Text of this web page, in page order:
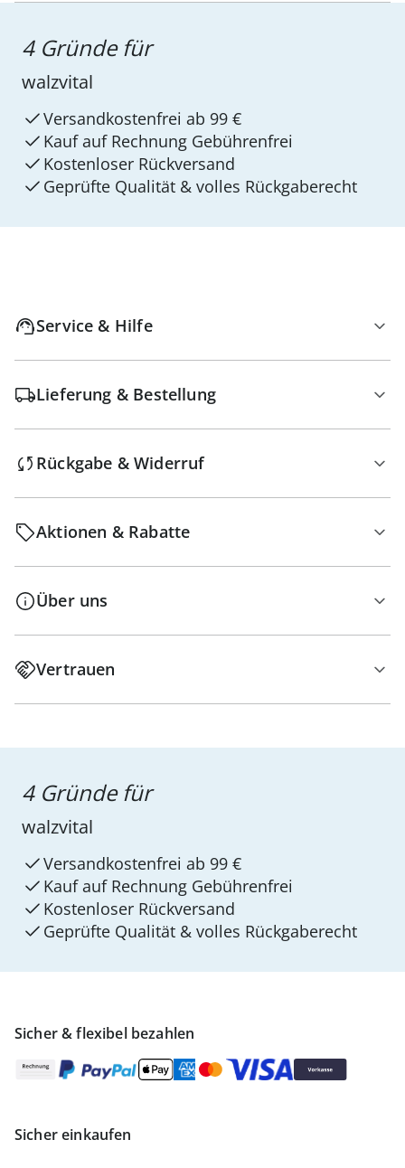
4 Gründe für
walzvital
Versandkostenfrei ab 99 €
Kauf auf Rechnung Gebührenfrei
Kostenloser Rückversand
Geprüfte Qualität & volles Rückgaberecht
Service & Hilfe
Lieferung & Bestellung
Rückgabe & Widerruf
Aktionen & Rabatte
Über uns
Vertrauen
Sicher & flexibel bezahlen
Sicher einkaufen
4 Gründe für
walzvital
Versandkostenfrei ab 99 €
Kauf auf Rechnung Gebührenfrei
Kostenloser Rückversand
Geprüfte Qualität & volles Rückgaberecht